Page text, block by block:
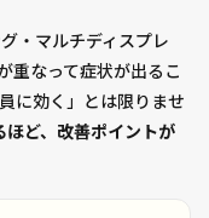
・マルチディスプレ
重なって症状が出るこ
に効く」とは限りませ
ど、改善ポイントが